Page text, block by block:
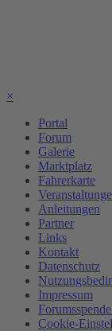
×
Portal
Forum
Galerie
Marktplatz
Fahrerkarte
Anleitungen
Partner
Links
Kontakt
Datenschutz
Impressum
Cookie-